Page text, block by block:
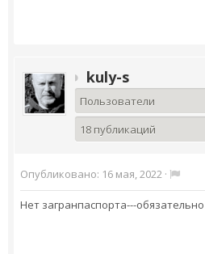
kuly-s
Пользователи
18 публикаций
Опубликовано: 16 мая, 2022 ·
Нет загранпаспорта---